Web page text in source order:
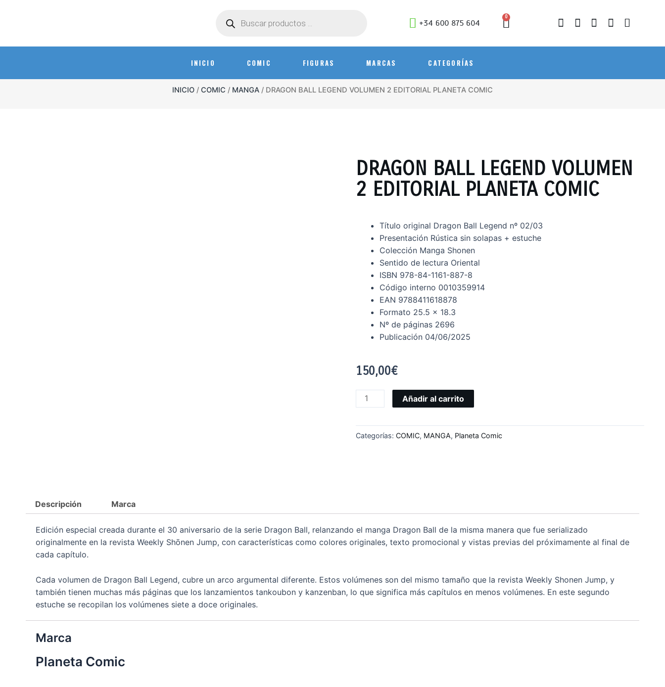
+34 600 875 604
0
INICIO COMIC FIGURAS MARCAS CATEGORÍAS
INICIO / COMIC / MANGA / DRAGON BALL LEGEND VOLUMEN 2 EDITORIAL PLANETA COMIC
DRAGON BALL LEGEND VOLUMEN
2 EDITORIAL PLANETA COMIC
Título original Dragon Ball Legend nº 02/03
Presentación Rústica sin solapas + estuche
Colección Manga Shonen
Sentido de lectura Oriental
ISBN 978-84-1161-887-8
Código interno 0010359914
EAN 9788411618878
Formato 25.5 x 18.3
Nº de páginas 2696
Publicación 04/06/2025
150,00€
Añadir al carrito
Categorías: COMIC, MANGA, Planeta Comic
Descripción Marca
Edición especial creada durante el 30 aniversario de la serie Dragon Ball, relanzando el manga Dragon Ball de la misma manera que fue serializado
originalmente en la revista Weekly Shōnen Jump, con características como colores originales, texto promocional y vistas previas del próximamente al final de
cada capítulo.
Cada volumen de Dragon Ball Legend, cubre un arco argumental diferente. Estos volúmenes son del mismo tamaño que la revista Weekly Shonen Jump, y
también tienen muchas más páginas que los lanzamientos tankoubon y kanzenban, lo que significa más capítulos en menos volúmenes. En este segundo
estuche se recopilan los volúmenes siete a doce originales.
Marca
Planeta Comic